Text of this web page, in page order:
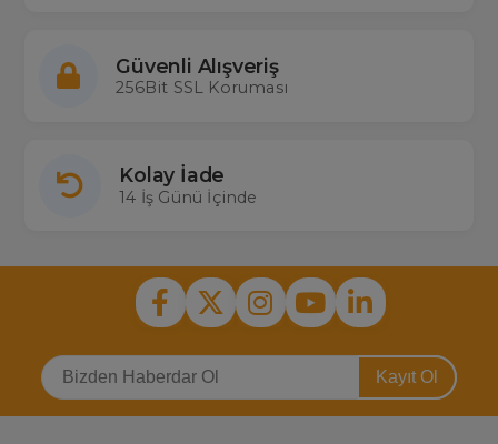
Güvenli Alışveriş
256Bit SSL Koruması
Kolay İade
14 İş Günü İçinde
Kayıt Ol